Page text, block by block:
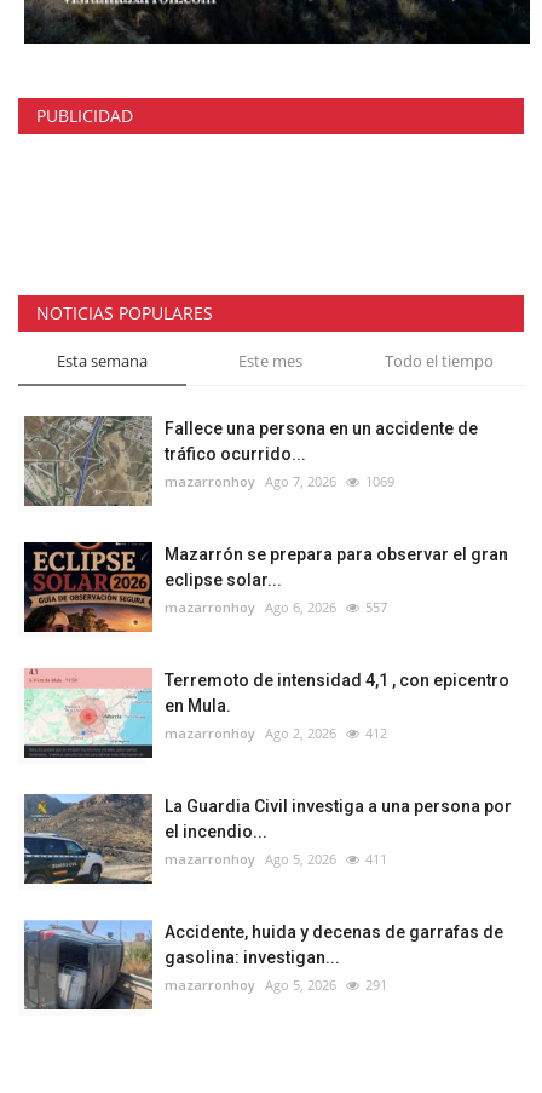
PUBLICIDAD
NOTICIAS POPULARES
Esta semana Este mes Todo el tiempo
Fallece una persona en un accidente de
tráfico ocurrido...
mazarronhoy Ago 7, 2026 1069
Mazarrón se prepara para observar el gran
eclipse solar...
mazarronhoy Ago 6, 2026 557
Terremoto de intensidad 4,1 , con epicentro
en Mula.
mazarronhoy Ago 2, 2026 412
La Guardia Civil investiga a una persona por
el incendio...
mazarronhoy Ago 5, 2026 411
Accidente, huida y decenas de garrafas de
gasolina: investigan...
mazarronhoy Ago 5, 2026 291